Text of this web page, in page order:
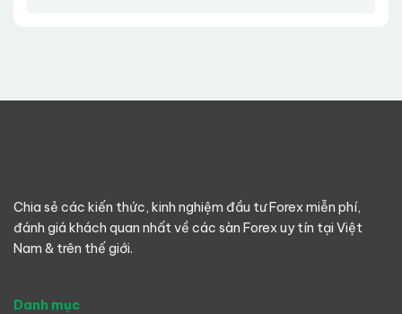
Chia sẻ các kiến thức, kinh nghiệm đầu tư Forex miễn phí,
đánh giá khách quan nhất về các sàn Forex uy tín tại Việt
Nam & trên thế giới.
Danh mục